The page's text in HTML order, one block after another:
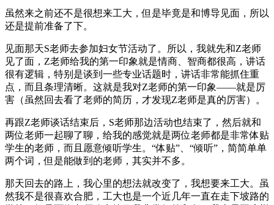
虽然来之前还不是很想来工大，但是毕竟是和博导见面，所以
还是提前准备了下。
见面那天S老师去参加妇女节活动了。所以，我就先和Z老师
见了面，Z老师给我的第一印象就是情商、智商都很高，讲话
很有逻辑，特别是谈到一些专业话题时，讲话非常能抓住重
点，而且条理清晰。这就是我对Z老师的第一印象——就是厉
害（虽然回去看了老师的简历，才发现Z老师是真的厉害）。
再跟Z老师谈话结束后，S老师那边活动也结束了，然后就和
两位老师一起聊了聊，给我的感觉就是两位老师都是非常体贴
学生的老师，而且愿意倾听学生。“体贴”、“倾听”，简简单单
两个词，但是能做到的老师，其实并不多。
那天回去的路上，我心里的想法就改变了，我想要来工大。虽
然我不是很喜欢合肥，工大也是一个近几年一直在走下坡路的